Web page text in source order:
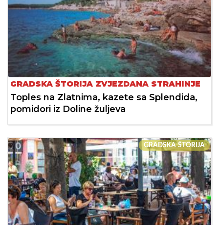
GRADSKA ŠTORIJA ZVJEZDANA STRAHINJE
Toples na Zlatnima, kazete sa Splendida,
pomidori iz Doline žuljeva
GRADSKA ŠTORIJA